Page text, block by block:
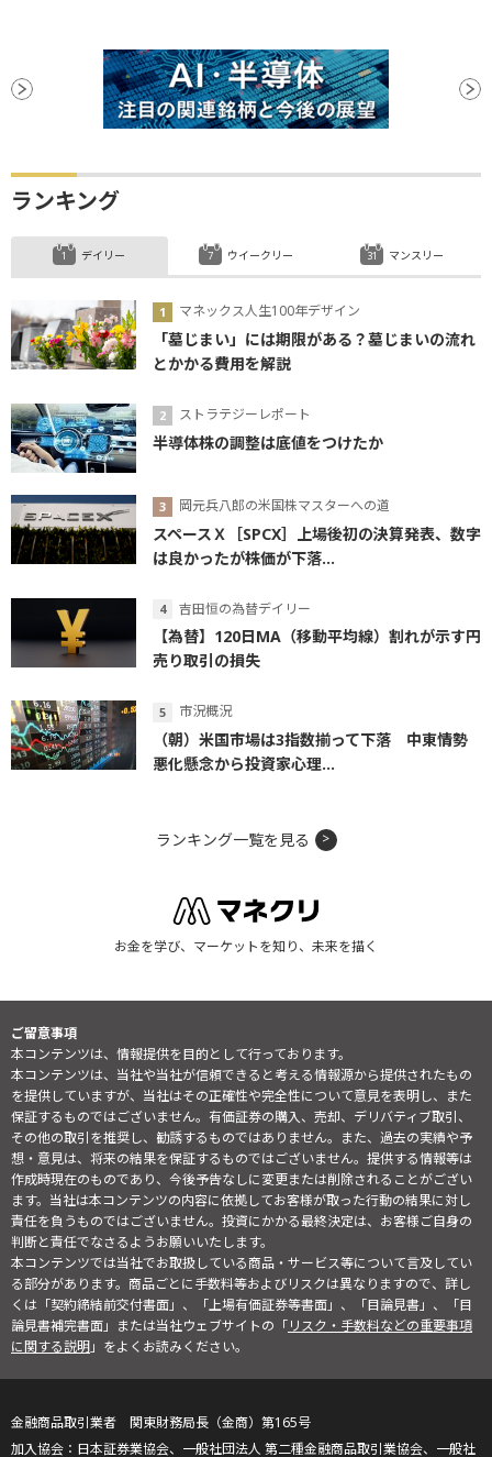
ランキング
デイリー
マネックス人生100年デザイン
「墓じまい」には期限がある？墓じまいの流れ
とかかる費用を解説
ストラテジーレポート
半導体株の調整は底値をつけたか
岡元兵八郎の米国株マスターへの道
スペースＸ［SPCX］上場後初の決算発表、数字
は良かったが株価が下落...
吉田恒の為替デイリー
【為替】120日MA（移動平均線）割れが示す円
売り取引の損失
市況概況
（朝）米国市場は3指数揃って下落 中東情勢
悪化懸念から投資家心理...
ウイークリー マンスリー
ランキング一覧を見る
お金を学び、マーケットを知り、未来を描く
ご留意事項
本コンテンツは、情報提供を目的として行っております。
本コンテンツは、当社や当社が信頼できると考える情報源から提供されたもの
を提供していますが、当社はその正確性や完全性について意見を表明し、また
保証するものではございません。有価証券の購入、売却、デリバティブ取引、
その他の取引を推奨し、勧誘するものではありません。また、過去の実績や予
想・意見は、将来の結果を保証するものではございません。提供する情報等は
作成時現在のものであり、今後予告なしに変更または削除されることがござい
ます。当社は本コンテンツの内容に依拠してお客様が取った行動の結果に対し
責任を負うものではございません。投資にかかる最終決定は、お客様ご自身の
判断と責任でなさるようお願いいたします。
本コンテンツでは当社でお取扱している商品・サービス等について言及してい
る部分があります。商品ごとに手数料等およびリスクは異なりますので、詳し
くは「契約締結前交付書面」、「上場有価証券等書面」、「目論見書」、「目
論見書補完書面」または当社ウェブサイトの「リスク・手数料などの重要事項
に関する説明」をよくお読みください。
金融商品取引業者 関東財務局長（金商）第165号
日本証券業協会、一般社団法人 第二種金融商品取引業協会、一般社